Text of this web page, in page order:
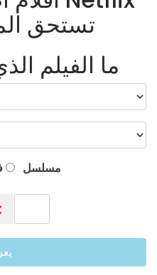
تستحق
ما الفيلم
مسلسل